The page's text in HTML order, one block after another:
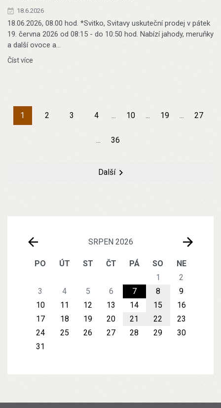
SRPEN 2026
PO ÚT ST ČT PÁ SO
NE
1
2
3
4 5 6 7 8
9
10
11 12 13 14 15
16
17
18 19 20 21 22
23
24
25 26 27 28 29
30
31
18.6.2026
18.06.2026, 08.00 hod. *Svitko, Svitavy uskuteční prodej v pátek
19. června 2026 od 08:15 - do 10:50 hod. Nabízí jahody, meruňky
a další ovoce a…
Číst více
1 2 3 4 10 19 27
36
Další